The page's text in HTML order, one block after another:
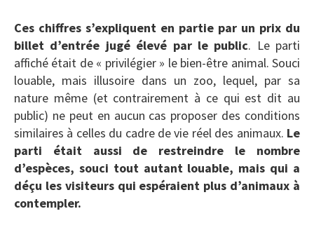
Ces chiffres s’expliquent en partie par un prix du
billet d’entrée jugé élevé par le public. Le parti
affiché était de « privilégier » le bien-être animal. Souci
louable, mais illusoire dans un zoo, lequel, par sa
nature même (et contrairement à ce qui est dit au
public) ne peut en aucun cas proposer des conditions
similaires à celles du cadre de vie réel des animaux. Le
parti était aussi de restreindre le nombre
d’espèces, souci tout autant louable, mais qui a
déçu les visiteurs qui espéraient plus d’animaux à
contempler.